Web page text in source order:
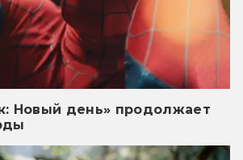
Новый день» продолжает